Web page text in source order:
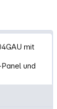
mit
und